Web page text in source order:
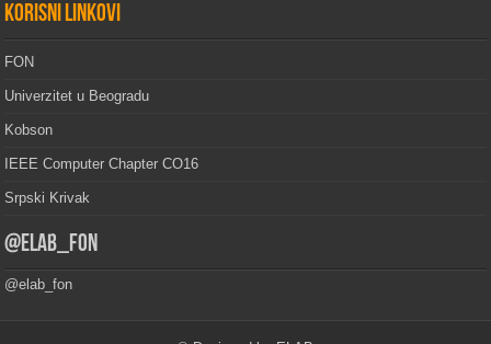
Korisni linkovi
FON
Univerzitet u Beogradu
Kobson
IEEE Computer Chapter CO16
Srpski Krivak
@elab_fon
@elab_fon